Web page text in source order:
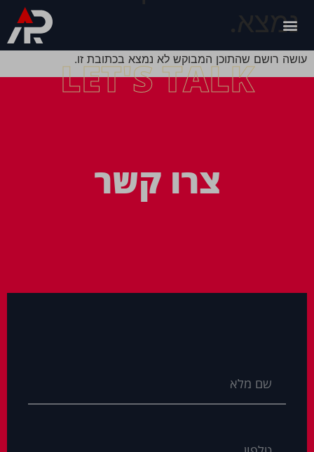
נמצא.
עושה רושם שהתוכן המבוקש לא נמצא בכתובת זו.
LET'S TALK
צרו קשר